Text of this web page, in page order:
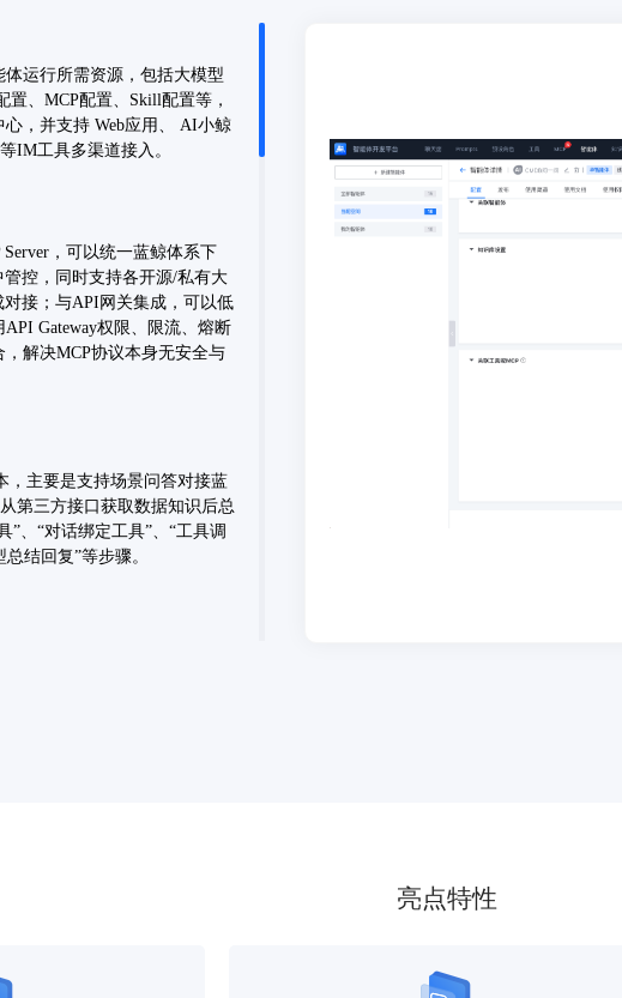
运行所需资源，包括大模型
置、MCP配置、Skill配置等，
，并支持 Web应用、 AI小鲸
IM工具多渠道接入。
，可以统一蓝鲸体系下
管控，同时支持各开源/私有大
对接；与API网关集成，可以低
Gateway权限、限流、熔断
解决MCP协议本身无安全与
，主要是支持场景问答对接蓝
第三方接口获取数据知识后总
”、“对话绑定工具”、“工具调
结回复”等步骤。
亮点特性